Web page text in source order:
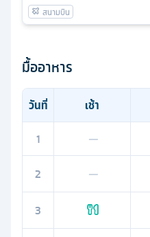
มื้ออาหาร
วันที่ เช้า
1
—
2
—
3